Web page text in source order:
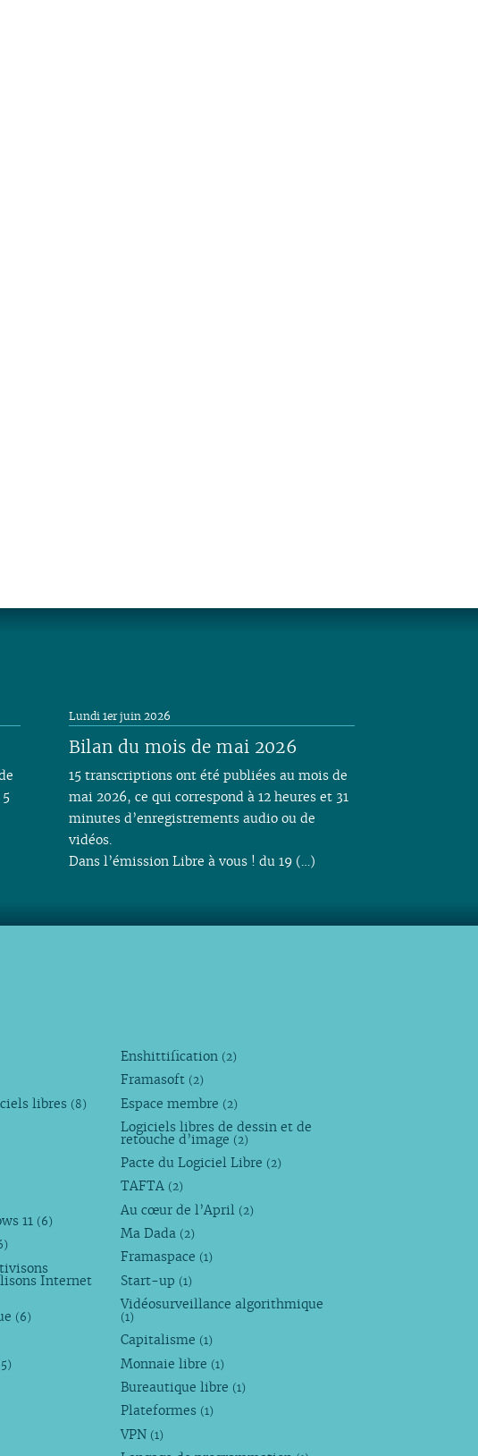
Bilan du mois de mai 2026
Lundi 1er juin 2026
15 transcriptions ont été publiées au mois de
mai 2026, ce qui correspond à 12 heures et 31
minutes d’enregistrements audio ou de
vidéos.
Dans l’émission Libre à vous ! du 19 (…)
libres (8)
11 (6)
Internet
(6)
Enshittification (2)
Framasoft (2)
Espace membre (2)
Logiciels libres de dessin et de
retouche d’image (2)
Pacte du Logiciel Libre (2)
TAFTA (2)
Au cœur de l’April (2)
Ma Dada (2)
Framaspace (1)
Start-up (1)
Vidéosurveillance algorithmique
(1)
Capitalisme (1)
Monnaie libre (1)
Bureautique libre (1)
Plateformes (1)
VPN (1)